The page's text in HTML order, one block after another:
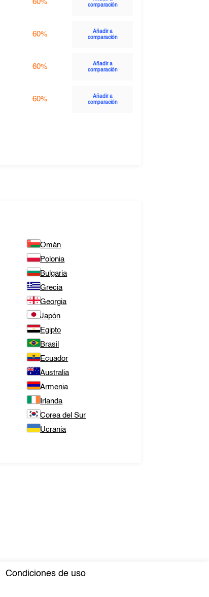
60%
comparación
60%
Añadir a
comparación
60%
Añadir a
comparación
60%
Añadir a
comparación
Omán
Polonia
Bulgaria
Grecia
Georgia
Japón
Egipto
Brasil
Ecuador
Australia
Armenia
Irlanda
Corea del Sur
Ucrania
Condiciones de uso